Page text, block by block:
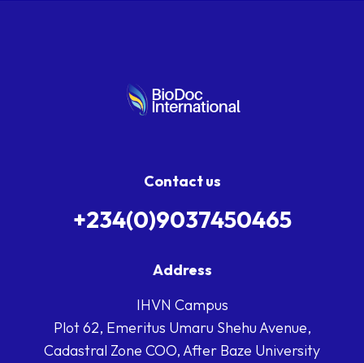
Contact us
+234(0)9037450465
Address
IHVN Campus
Plot 62, Emeritus Umaru Shehu Avenue,
Cadastral Zone COO, After Baze University